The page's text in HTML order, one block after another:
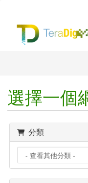
選擇一個
分類